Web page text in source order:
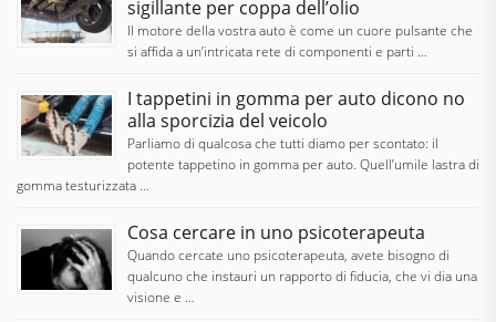
sigillante per coppa dell’olio
Il motore della vostra auto è come un cuore pulsante che
si affida a un’intricata rete di componenti e parti …
I tappetini in gomma per auto dicono no
alla sporcizia del veicolo
Parliamo di qualcosa che tutti diamo per scontato: il
potente tappetino in gomma per auto. Quell’umile lastra di
gomma testurizzata …
Cosa cercare in uno psicoterapeuta
Quando cercate uno psicoterapeuta, avete bisogno di
qualcuno che instauri un rapporto di fiducia, che vi dia una
visione e …